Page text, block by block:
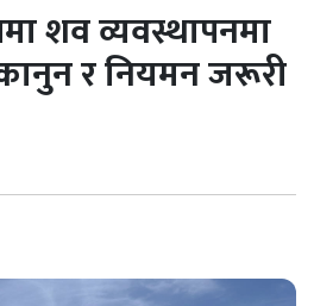
शव व्यवस्थापनमा
र नियमन जरूरी